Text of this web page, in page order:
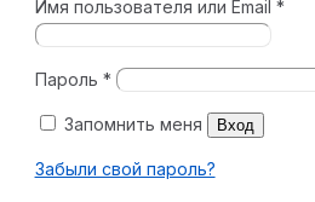
Имя пользователя или Email *
Пароль *
Запомнить меня Вход
Забыли свой пароль?